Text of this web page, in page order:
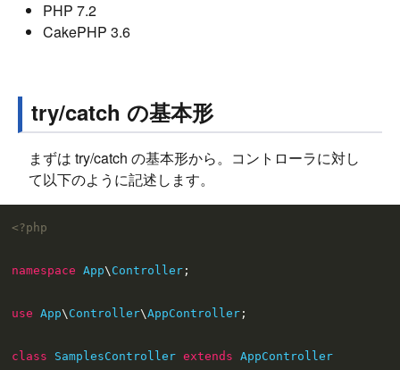
PHP 7.2
CakePHP 3.6
try/catch の基本形
まずは try/catch の基本形から。コントローラに対し
て以下のように記述します。
<?php
namespace App\ Controller ;
use App\ Controller\AppController ;
class SamplesController extends
AppController